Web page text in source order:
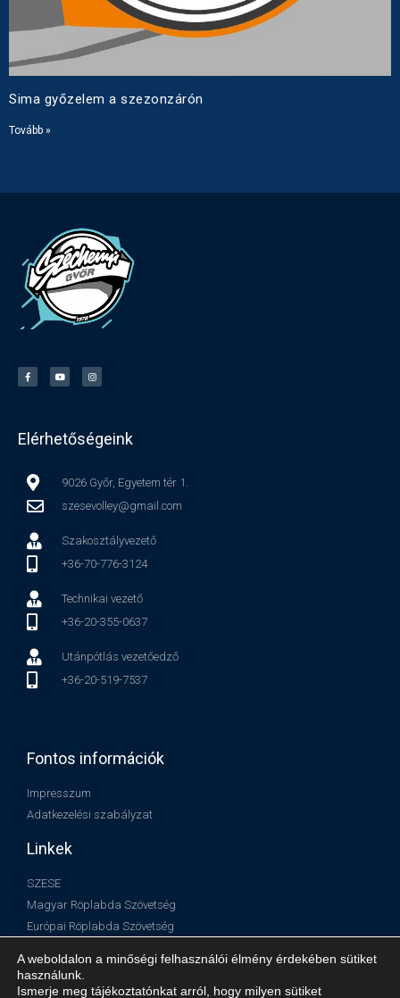
Sima győzelem a szezonzárón
Tovább »
Elérhetőségeink
9026 Győr, Egyetem tér 1.
szesevolley@gmail.com
Szakosztályvezető
+36-70-776-3124
Technikai vezető
+36-20-355-0637
Utánpótlás vezetőedző
+36-20-519-7537
Fontos információk
Impresszum
Adatkezelési szabályzat
Linkek
SZESE
Magyar Röplabda Szövetség
Európai Röplabda Szövetség
A weboldalon a minőségi felhasználói élmény érdekében sütiket
használunk.
Ismerje meg tájékoztatónkat arról, hogy milyen sütiket